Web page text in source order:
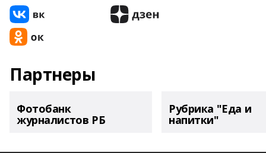
Партнеры
Фотобанк
журналистов РБ
Рубрика "Еда и
напитки"